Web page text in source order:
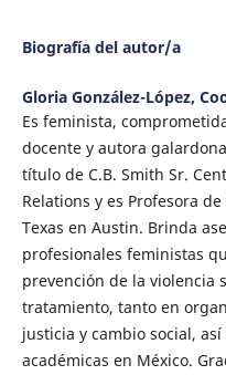
Biografía del autor/a
Gloria González-López,
Es feminista,
docente y autora
título de C.B. Smith Sr.
Relations y es Profesora
Texas en Austin. Brinda
profesionales feministas
prevención de la violencia
tratamiento, tanto en
justicia y cambio social,
académicas en México.